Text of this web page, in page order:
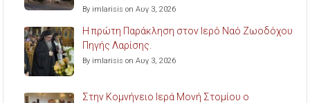
By imlarisis on Αυγ 3, 2026
Η πρώτη Παράκληση στον Ιερό Ναό Ζωοδόχου
Πηγής Λαρίσης.
By imlarisis on Αυγ 3, 2026
Στην Κομνήνειο Ιερά Μονή Στομίου ο